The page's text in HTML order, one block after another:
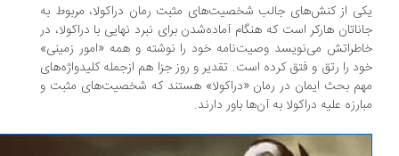
از کنش‌های جالب شخصیت‌های مثبت رمان دراکولا، مربوط به
هارکر است که هنگام آماده‌شدن برای نبرد نهایی با دراکولا، در
می‌نویسد وصیت‌نامه خود را نوشته و همه «امور زمینی»
را رتق و فتق کرده است. تقدیر و روز جزا هم ازجمله کلیدواژه‌های
بحث ایمان در رمان «دراکولا» هستند که شخصیت‌های مثبت و
علیه دراکولا به آن‌ها باور دارند.